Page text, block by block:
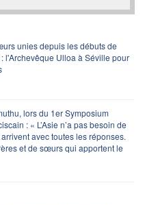
unies depuis les débuts de
l'Archevêque Ulloa à Séville pour
lors du 1er Symposium
: « L’Asie n’a pas besoin de
avec toutes les réponses.
et de sœurs qui apportent le